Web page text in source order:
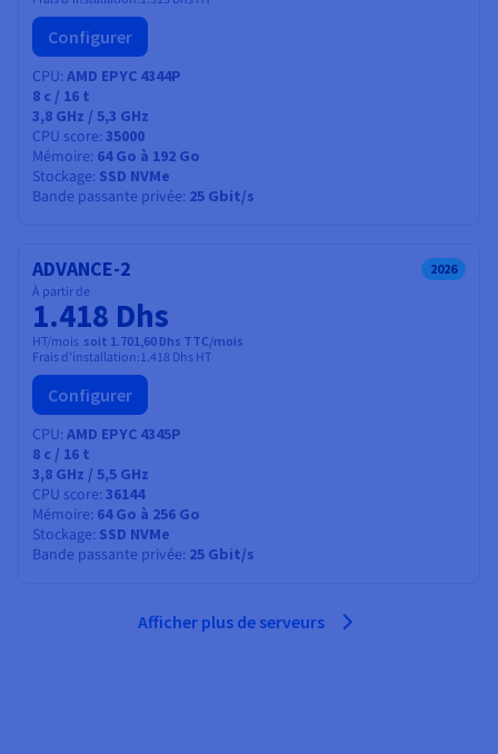
Configurer
CPU AMD EPYC 4344P
8 c / 16 t
3,8 GHz / 5,3 GHz
CPU score 35000
Mémoire 64 Go à 192 Go
Stockage SSD NVMe
Bande passante privée 25 Gbit/s
ADVANCE-2 2026
À partir de
1.418 Dhs
HT/mois soit 1.701,60 Dhs TTC/mois
Frais d'installation:1.418 DhsHT
Configurer
CPU AMD EPYC 4345P
8 c / 16 t
3,8 GHz / 5,5 GHz
CPU score 36144
Mémoire 64 Go à 256 Go
Stockage SSD NVMe
Bande passante privée 25 Gbit/s
Afficher plus de serveurs